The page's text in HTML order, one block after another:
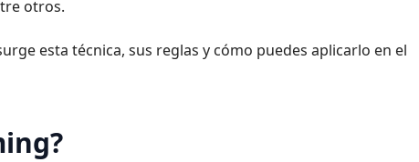
otros.
esta técnica, sus reglas y cómo puedes aplicarlo en el